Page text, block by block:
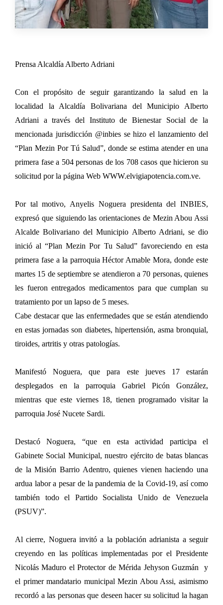
Prensa Alcaldía Alberto Adriani
Con el propósito de seguir garantizando la salud en la
localidad la Alcaldía Bolivariana del Municipio Alberto
Adriani a través del Instituto de Bienestar Social de la
mencionada jurisdicción @inbies se hizo el lanzamiento del
“Plan Mezin Por Tú Salud”, donde se estima atender en una
primera fase a 504 personas de los 708 casos que hicieron su
solicitud por la página Web WWW.elvigiapotencia.com.ve.
Por tal motivo, Anyelis Noguera presidenta del INBIES,
expresó que siguiendo las orientaciones de Mezin Abou Assi
Alcalde Bolivariano del Municipio Alberto Adriani, se dio
inició al “Plan Mezin Por Tu Salud” favoreciendo en esta
primera fase a la parroquia Héctor Amable Mora, donde este
martes 15 de septiembre se atendieron a 70 personas, quienes
les fueron entregados medicamentos para que cumplan su
tratamiento por un lapso de 5 meses.
Cabe destacar que las enfermedades que se están atendiendo
en estas jornadas son diabetes, hipertensión, asma bronquial,
tiroides, artritis y otras patologías.
Manifestó Noguera, que para este jueves 17 estarán
desplegados en la parroquia Gabriel Picón González,
mientras que este viernes 18, tienen programado visitar la
parroquia José Nucete Sardi.
Destacó Noguera, “que en esta actividad participa el
Gabinete Social Municipal, nuestro ejército de batas blancas
de la Misión Barrio Adentro, quienes vienen haciendo una
ardua labor a pesar de la pandemia de la Covid-19, así como
también todo el Partido Socialista Unido de Venezuela
(PSUV)”.
Al cierre, Noguera invitó a la población adrianista a seguir
creyendo en las políticas implementadas por el Presidente
Nicolás Maduro el Protector de Mérida Jehyson Guzmán y
el primer mandatario municipal Mezin Abou Assi, asimismo
recordó a las personas que deseen hacer su solicitud la hagan